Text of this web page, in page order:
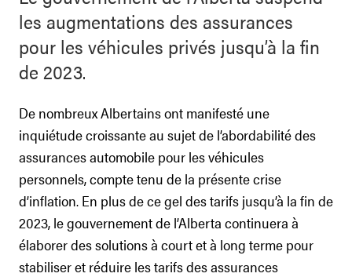
les augmentations des assurances
pour les véhicules privés jusqu’à la fin
de 2023.
De nombreux Albertains ont manifesté une
inquiétude croissante au sujet de l’abordabilité des
assurances automobile pour les véhicules
personnels, compte tenu de la présente crise
d’inflation. En plus de ce gel des tarifs jusqu’à la fin de
2023, le gouvernement de l’Alberta continuera à
élaborer des solutions à court et à long terme pour
stabiliser et réduire les tarifs des assurances